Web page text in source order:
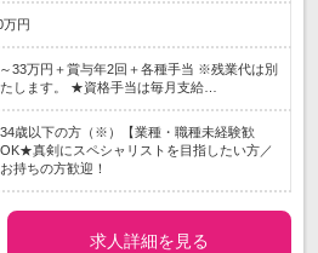
万円
33万円＋賞与年2回＋各種手当 ※残業代は別
します。 ★資格手当は毎月支給…
歳以下の方（※）【業種・職種未経験歓
真剣にスペシャリストを目指したい方／
持ちの方歓迎！
求人詳細を見る